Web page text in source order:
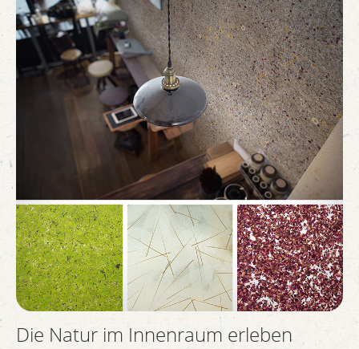
Die Natur im Innenraum erleben